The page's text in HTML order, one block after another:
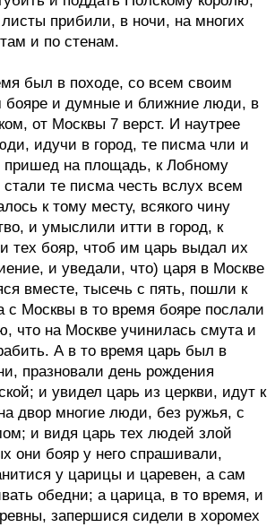
листы прибили, в ночи, на многих
и по стенам.
был в походе, со всем своим
и думные и ближние люди, в
от Москвы 7 верст. И наутрее
идучи в город, те писма чли и
пришед на площадь, к Лобному
стали те писма честь вслух всем
к тому месту, всякого чину
и умыслили итти в город, к
тех бояр, чтоб им царь выдал их
и уведали, что) царя в Москве
вместе, тысечь с пять, пошли к
с Москвы в то время бояре послали
что на Москве учинилась смута и
А в то время царь был в
празновали день рождения
и увидел царь из церкви, идут к
двор многие люди, без ружья, с
и видя царь тех людей злой
они бояр у него спрашивали,
у царицы и царевен, а сам
обедни; а царица, в то время, и
запершися сидели в хоромех